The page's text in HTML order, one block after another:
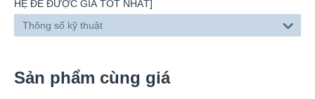
HỆ ĐỂ ĐƯỢC GIÁ TỐT NHẤT]
Thông số kỹ thuật
Sản phẩm cùng giá